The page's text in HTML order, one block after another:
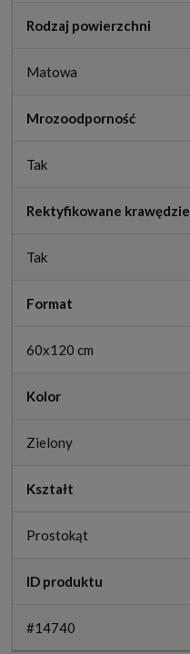
Rodzaj powierzchni
Matowa
Mrozoodporność
Tak
Rektyfikowane krawędzie
Tak
Format
60x120 cm
Kolor
Zielony
Kształt
Prostokąt
ID produktu
#14740